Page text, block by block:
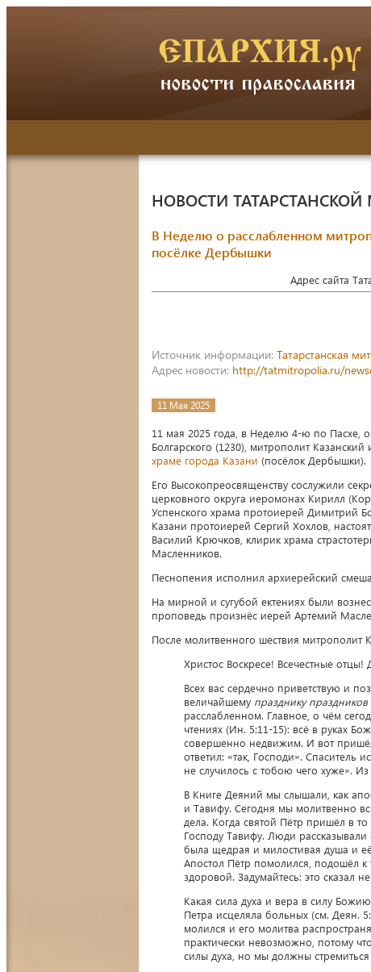
НОВОСТИ
В Неделю о расслабленном
посёлке Дербышки
Адрес сайта
Источник информации: Татарстанская
Адрес новости: http://tatmitropolia.ru/
11 Мая 2025
11 мая 2025 года, в Неделю 4-ю по Пасхе,
Болгарского (1230), митрополит
храме города Казани (посёлок Дербышки).
Его Высокопреосвященству сослужили
церковного округа иеромонах Кирилл
Успенского храма протоиерей Димитрий
Казани протоиерей Сергий Хохлов,
Василий Крючков, клирик храма
Масленников.
Песнопения исполнил архиерейский
На мирной и сугубой ектениях были
проповедь произнёс иерей Артемий
После молитвенного шествия
Христос Воскресе! Всечестные отцы!
Всех вас сердечно приветствую и
величайшему празднику
расслабленном. Главное, о чём
чтениях (Ин. 5:11-15): всё в руках
совершенно недвижим. И вот
ответил: «так, Господи». Спаситель
не случилось с тобою чего хуже». Из
В Книге Деяний мы слышали, как
и Тавифу. Сегодня мы молитвенно
дела. Когда святой Пётр пришёл в
Господу Тавифу. Люди
была щедрая и милостивая душа и
Апостол Пётр помолился, подошёл к
здоровой. Задумайтесь: это сказал
Какая сила духа и вера в силу
Петра исцеляла больных (см. Деян.
молился и его молитва
практически невозможно, потому
силы духа, но мы должны стремиться